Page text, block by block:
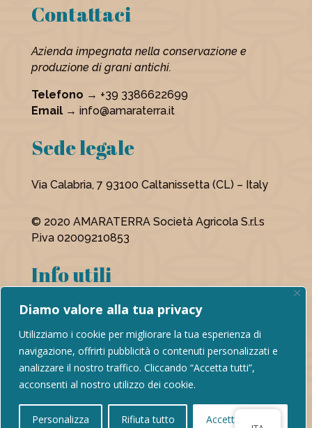
Diamo valore alla tua privacy
Utilizziamo i cookie per migliorare la tua esperienza di
navigazione, offrirti pubblicità o contenuti personalizzati e
analizzare il nostro traffico. Cliccando “Accetta tutti”,
acconsenti al nostro utilizzo dei cookie.
Personalizza Rifiuta tutto Accettare tutto
Contattaci
Azienda impegnata nella conservazione e
produzione di grani antichi.
Telefono → +39 3386622699
Email→ info@amaraterra.it
Sede legale
Via Calabria, 7 93100 Caltanissetta (CL) – Italy
© 2020 AMARATERRA Società Agricola S.r.l.s
P.iva 02009210853
Info utili
Privacy Policy
Cookie Policy
Designed byGemmaLab